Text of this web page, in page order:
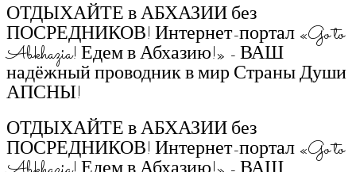
ОТДЫХАЙТЕ в АБХАЗИИ без
ПОСРЕДНИКОВ! Интернет-портал «Go to
Abkhazia! Едем в Абхазию!» - ВАШ
надёжный проводник в мир Страны Души
АПСНЫ!
ОТДЫХАЙТЕ в АБХАЗИИ без
ПОСРЕДНИКОВ! Интернет-портал «Go to